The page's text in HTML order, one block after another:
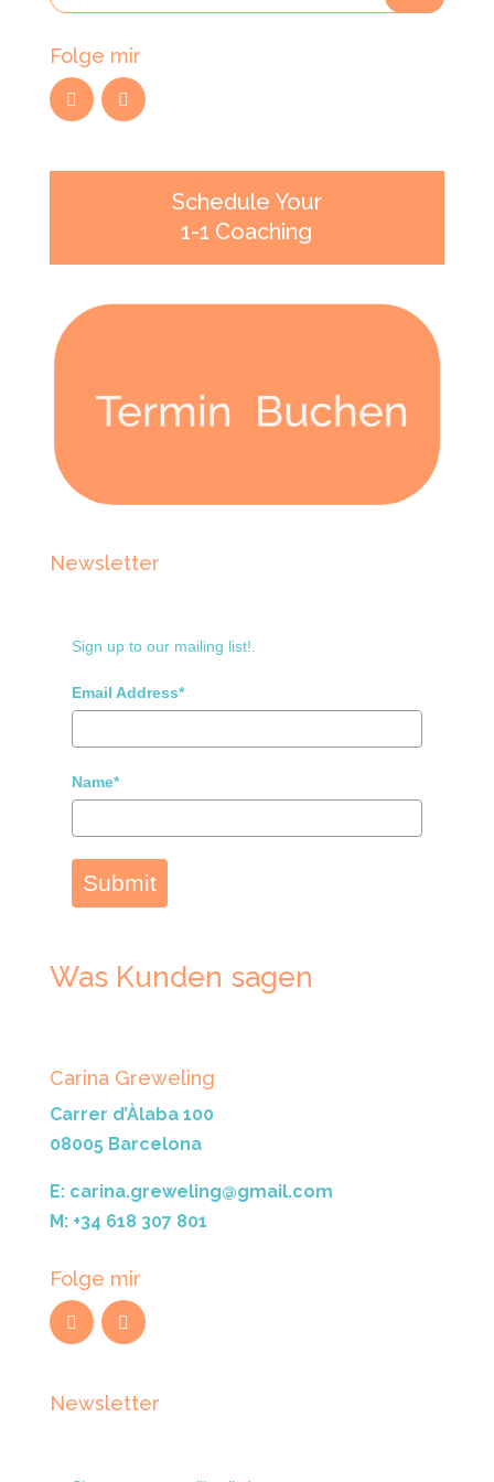
Folge mir
Schedule Your
1-1 Coaching
Newsletter
Sign up to our mailing list!.
Email Address*
Name*
Submit
Was Kunden sagen
Carina Greweling
Carrer d’Àlaba 100
08005 Barcelona
E: carina.greweling@gmail.com
M: +34 618 307 801
Folge mir
Newsletter